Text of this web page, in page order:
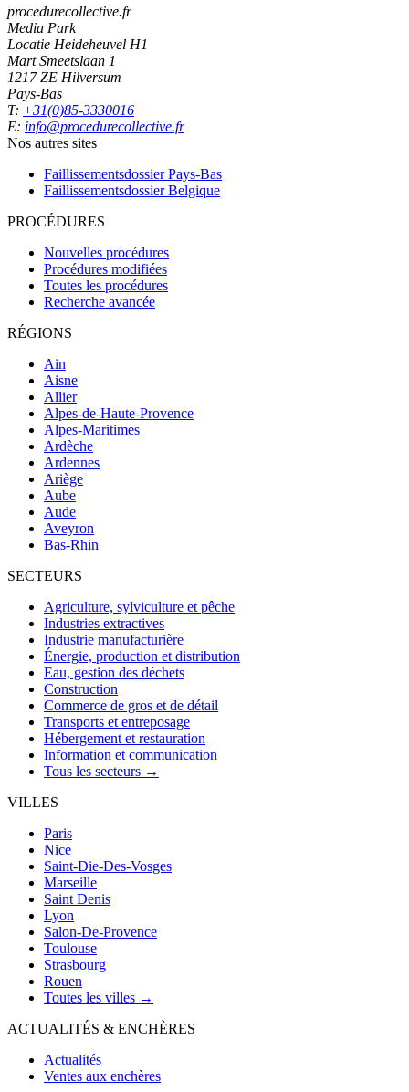
procedurecollective.fr
Media Park
Locatie Heideheuvel H1
Mart Smeetslaan 1
1217 ZE Hilversum
Pays-Bas
T: +31(0)85-3330016
E: info@procedurecollective.fr
Nos autres sites
Faillissementsdossier Pays-Bas
Faillissementsdossier Belgique
PROCÉDURES
Nouvelles procédures
Procédures modifiées
Toutes les procédures
Recherche avancée
RÉGIONS
Ain
Aisne
Allier
Alpes-de-Haute-Provence
Alpes-Maritimes
Ardèche
Ardennes
Ariège
Aube
Aude
Aveyron
Bas-Rhin
SECTEURS
Agriculture, sylviculture et pêche
Industries extractives
Industrie manufacturière
Énergie, production et distribution
Eau, gestion des déchets
Construction
Commerce de gros et de détail
Transports et entreposage
Hébergement et restauration
Information et communication
Tous les secteurs →
VILLES
Paris
Nice
Saint-Die-Des-Vosges
Marseille
Saint Denis
Lyon
Salon-De-Provence
Toulouse
Strasbourg
Rouen
Toutes les villes →
ACTUALITÉS & ENCHÈRES
Actualités
Ventes aux enchères